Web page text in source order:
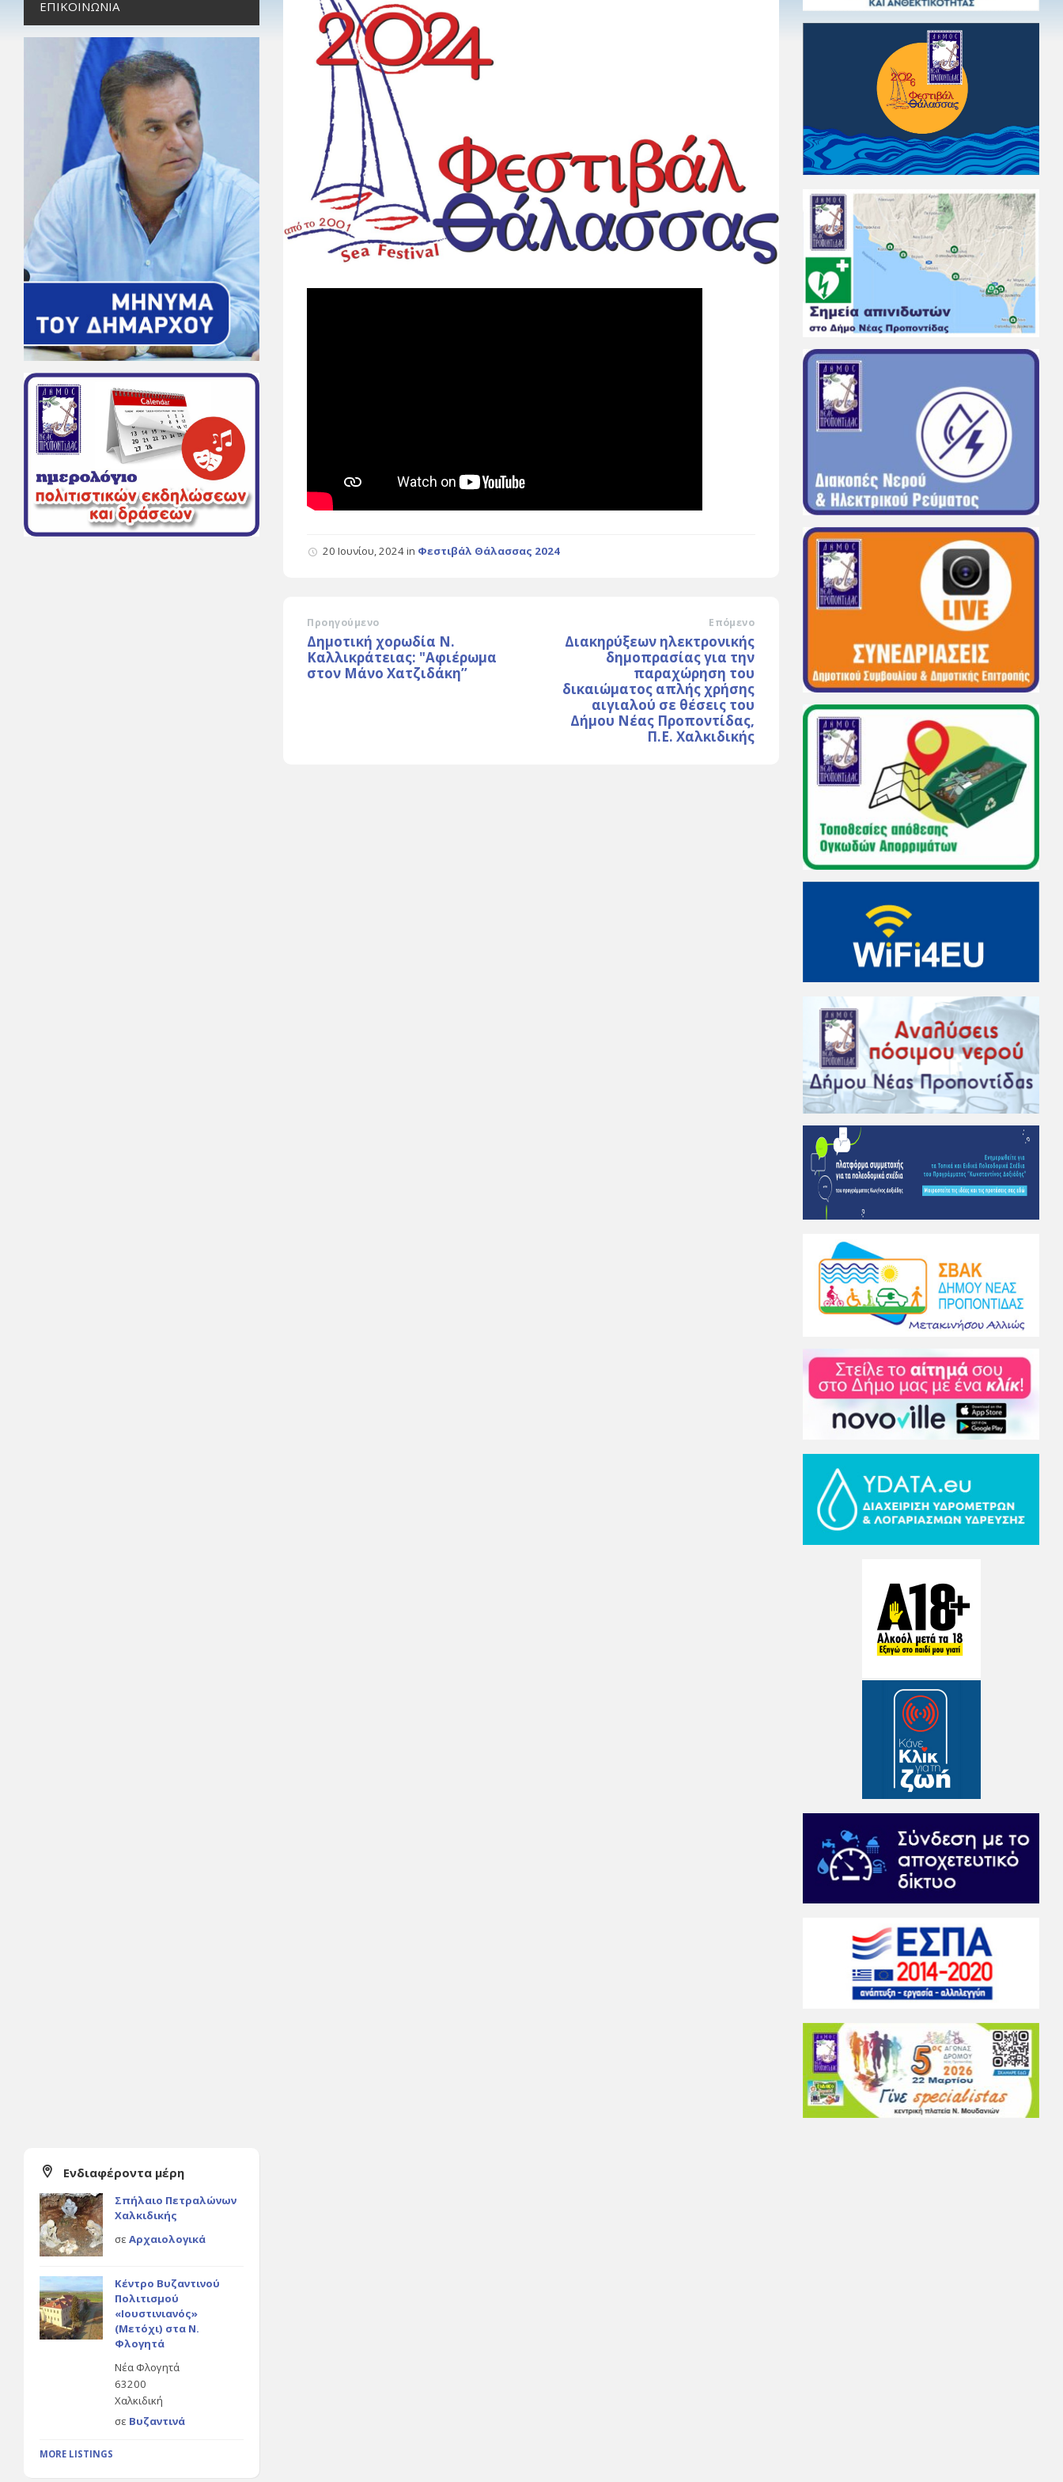
20 Ιουνίου, 2024in Φεστιβάλ Θάλασσας 2024
Προηγούμενο
Δημοτική χορωδία Ν.
Καλλικράτειας: "Αφιέρωμα
στον Μάνο Χατζιδάκη’’
Επόμενο
Διακηρύξεων ηλεκτρονικής
δημοπρασίας για την
παραχώρηση του
δικαιώματος απλής χρήσης
αιγιαλού σε θέσεις του
Δήμου Νέας Προποντίδας,
Π.Ε. Χαλκιδικής
ΕΠΙΚΟΙΝΩΝΊΑ
Ενδιαφέροντα μέρη
Σπήλαιο Πετραλώνων
Χαλκιδικής
σε Αρχαιολογικά
Κέντρο Βυζαντινού
Πολιτισμού
«Ιουστινιανός»
(Μετόχι) στα Ν.
Φλογητά
Νέα Φλογητά
63200
Χαλκιδική
σε Βυζαντινά
MORE LISTINGS